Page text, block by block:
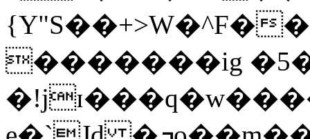
{Y"S��+>W�^F�
�������ig